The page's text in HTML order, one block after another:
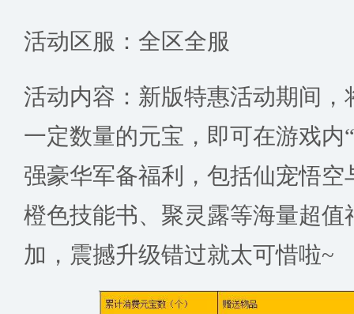
活动区服：全区全服
活动内容：新版特惠活动期间，
一定数量的元宝，即可在游戏内
强豪华军备福利，包括仙宠悟空
橙色技能书、聚灵露等海量超值
加，震撼升级错过就太可惜啦~